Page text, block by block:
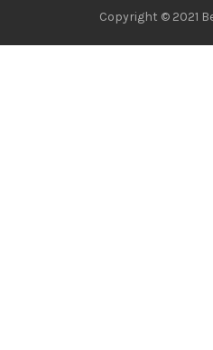
Copyright © 2021